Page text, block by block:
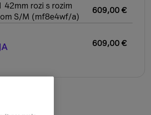
42mm rozi s rozim
S/M (mf8e4wf/a)
609,00 €
609,00 €